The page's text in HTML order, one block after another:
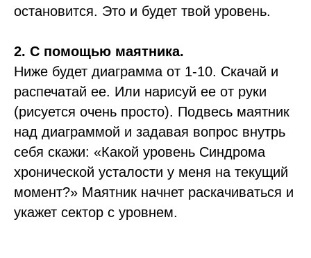
остановится. Это и будет твой уровень.
2. С помощью маятника.
Ниже будет диаграмма от 1-10. Скачай и
распечатай ее. Или нарисуй ее от руки
(рисуется очень просто). Подвесь маятник
над диаграммой и задавая вопрос внутрь
себя скажи: «Какой уровень Синдрома
хронической усталости у меня на текущий
момент?» Маятник начнет раскачиваться и
укажет сектор с уровнем.
ИНН: 635002428766,
Чернов Александр Сергеевич
Сайт носит информационный характер
и не является публичной офертой.
Перейти в телеграм